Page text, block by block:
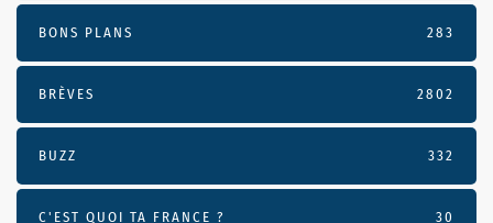
BONS PLANS 283
BRÈVES 2802
BUZZ 332
C'EST QUOI TA FRANCE ? 30